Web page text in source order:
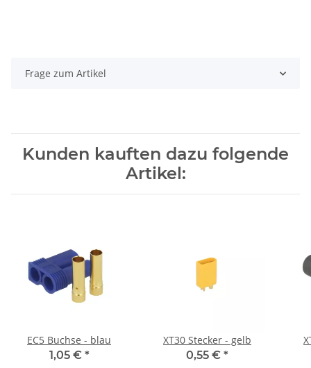
Frage zum Artikel
Kunden kauften dazu folgende
Artikel:
EC5 Buchse - blau
1,05 € *
XT30 Stecker - gelb
0,55 € *